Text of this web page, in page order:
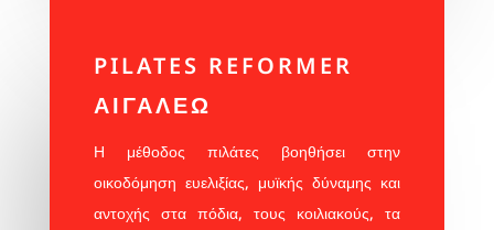
PILATES REFORMER
ΑΙΓΑΛΕΩ
Η μέθοδος πιλάτες βοηθήσει στην
οικοδόμηση ευελιξίας, μυϊκής δύναμης και
αντοχής στα πόδια, τους κοιλιακούς, τα